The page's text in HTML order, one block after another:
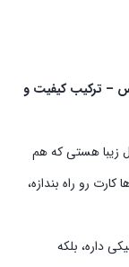
سایز ۳۴ با درب پیرکس – ترکیب کیفیت و
زیبا هستی که هم
رو راه بندازه،
داره، بلکه